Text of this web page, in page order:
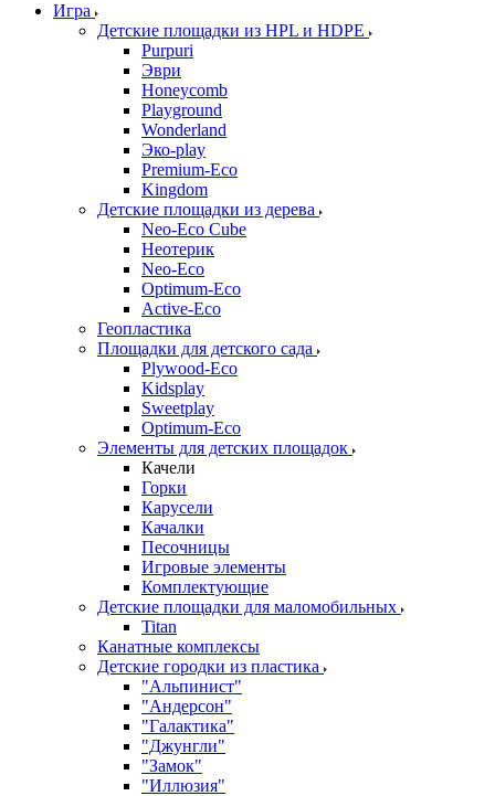
Игра
Детские площадки из HPL и HDPE
Purpuri
Эври
Honeycomb
Playground
Wonderland
Эко-play
Premium-Eco
Kingdom
Детские площадки из дерева
Neo-Eco Cube
Неотерик
Neo-Eco
Оptimum-Еco
Active-Eco
Геопластика
Площадки для детского сада
Plywood-Eco
Kidsplay
Sweetplay
Оptimum-Еco
Элементы для детских площадок
Качели
Горки
Карусели
Качалки
Песочницы
Игровые элементы
Комплектующие
Детские площадки для маломобильных
Titan
Канатные комплексы
Детские городки из пластика
"Альпинист"
"Андерсон"
"Галактика"
"Джунгли"
"Замок"
"Иллюзия"